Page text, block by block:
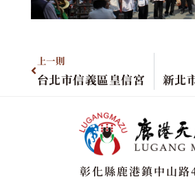
上一則
台北市信義區皇信宮 新北
彰化縣鹿港鎮中山路